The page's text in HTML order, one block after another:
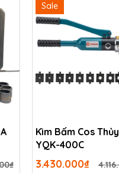
Sale
Kìm Bấm Cos
YQK-400C
3.430.000₫